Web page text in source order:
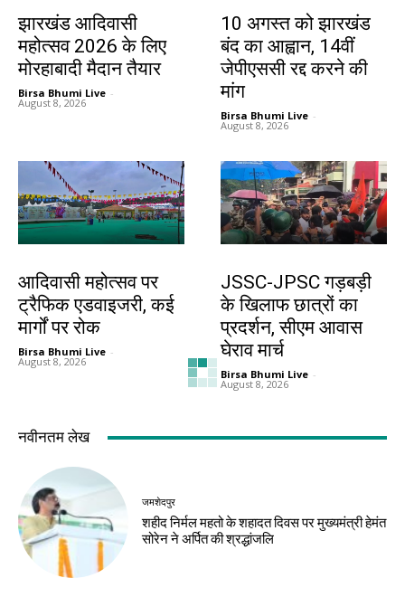
झारखंड आदिवासी
महोत्सव 2026 के लिए
मोरहाबादी मैदान तैयार
Birsa Bhumi Live -
August 8, 2026
10 अगस्त को झारखंड
बंद का आह्वान, 14वीं
जेपीएससी रद्द करने की
मांग
Birsa Bhumi Live -
August 8, 2026
आदिवासी महोत्सव पर
ट्रैफिक एडवाइजरी, कई
मार्गों पर रोक
Birsa Bhumi Live -
August 8, 2026
JSSC-JPSC गड़बड़ी
के खिलाफ छात्रों का
प्रदर्शन, सीएम आवास
घेराव मार्च
Birsa Bhumi Live -
August 8, 2026
झारखंड न्यूज़
10 अगस्त को विधानसभा
घेराव, छात्रों से रांची
करियर
मर्चेंट नेवी में कैसे बनाएं